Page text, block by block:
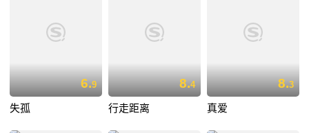
6.9
失孤
8.4
行走距离
8.3
真爱